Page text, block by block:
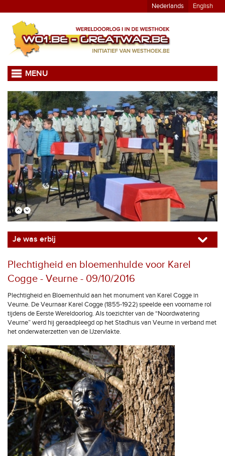
Nederlands English
MENU
Je was erbij
Plechtigheid en bloemenhulde voor Karel
Cogge - Veurne - 09/10/2016
Plechtigheid en Bloemenhuld aan het monument van Karel Cogge in
Veurne. De Veurnaar Karel Cogge (1855-1922) speelde een voorname rol
tijdens de Eerste Wereldoorlog. Als toezichter van de “Noordwatering
Veurne” werd hij geraadpleegd op het Stadhuis van Veurne in verband met
het onderwaterzetten van de IJzervlakte.